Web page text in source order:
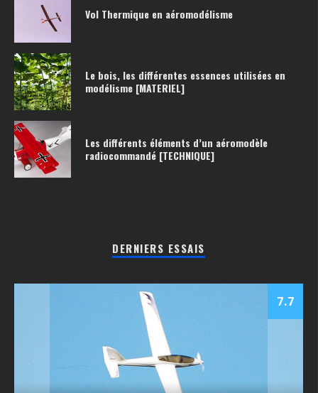
Vol Thermique en aéromodélisme
Le bois, les différentes essences utilisées en
modélisme [MATERIEL]
Les différents éléments d’un aéromodèle
radiocommandé [TECHNIQUE]
DERNIERS ESSAIS
7.7